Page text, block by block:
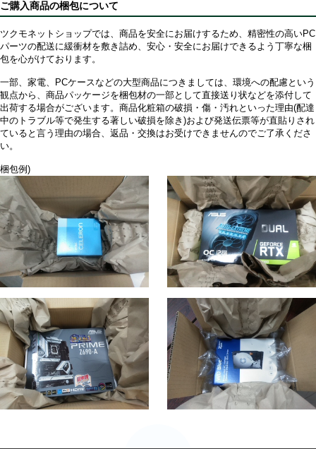
ご購入商品の梱包について
ツクモネットショップでは、商品を安全にお届けするため、精密性の高いPC
パーツの配送に緩衝材を敷き詰め、安心・安全にお届けできるよう丁寧な梱
包を心がけております。
一部、家電、PCケースなどの大型商品につきましては、環境への配慮という
観点から、商品パッケージを梱包材の一部として直接送り状などを添付して
出荷する場合がございます。商品化粧箱の破損・傷・汚れといった理由(配達
中のトラブル等で発生する著しい破損を除き)および発送伝票等が直貼りされ
ていると言う理由の場合、返品・交換はお受けできませんのでご了承くださ
い。
梱包例)